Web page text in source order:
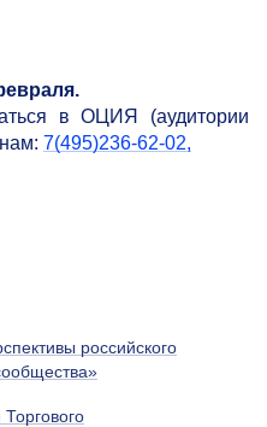
в ОЦИЯ (аудитории
7(495)236-62-02,
российского